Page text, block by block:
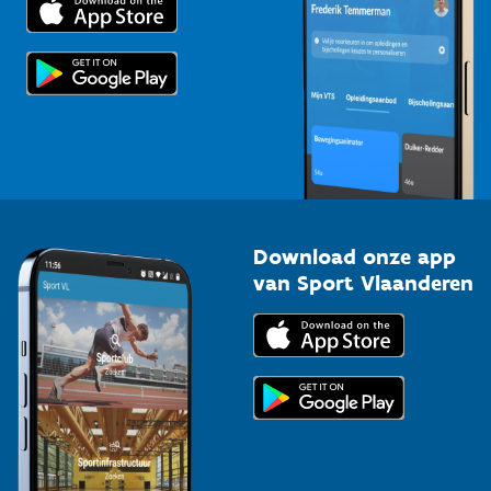
Topsporters
Voor de pers
Download onze app
van Sport Vlaanderen